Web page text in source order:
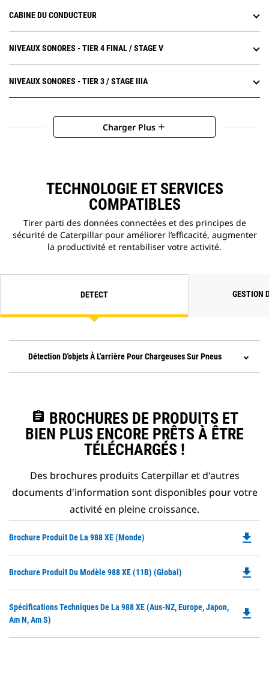
CABINE DU CONDUCTEUR
NIVEAUX SONORES - TIER 4 FINAL / STAGE V
NIVEAUX SONORES - TIER 3 / STAGE IIIA
Charger Plus add
TECHNOLOGIE ET SERVICES
COMPATIBLES
Tirer parti des données connectées et des principes de
sécurité de Caterpillar pour améliorer l’efficacité, augmenter
la productivité et rentabiliser votre activité.
DETECT GESTION
Détection D'objets À L'arrière Pour Chargeuses Sur Pneus
assignment BROCHURES DE PRODUITS ET
BIEN PLUS ENCORE PRÊTS À ÊTRE
TÉLÉCHARGÉS !
Des brochures produits Caterpillar et d'autres
documents d'information sont disponibles pour votre
activité en pleine croissance.
Brochure Produit De La 988 XE (monde)
a
file_download
Brochure Produit Du Modèle 988 XE (11B) (Global) file_download
Spécifications Techniques De La 988 XE (Aus-NZ, Europe, Japon,
Am N, Am S)
file_download